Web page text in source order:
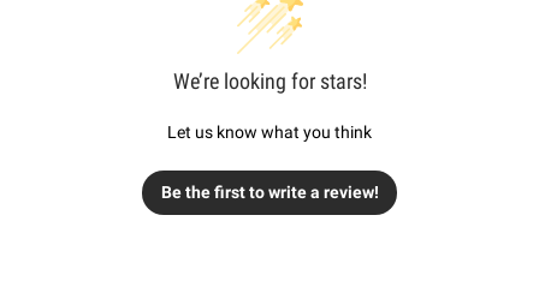
We’re looking for stars!
Let us know what you think
Be the first to write a review!